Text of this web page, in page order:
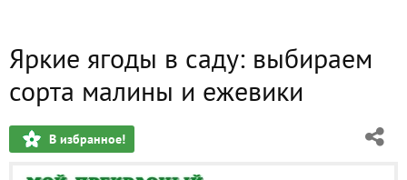
Яркие ягоды в саду: выбираем
сорта малины и ежевики
В избранное!